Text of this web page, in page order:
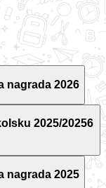
nagrada 2026
2025/20256
nagrada 2025